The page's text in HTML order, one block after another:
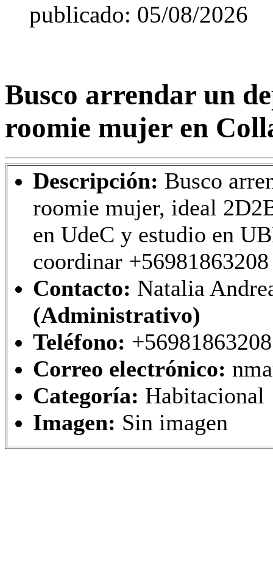
publicado: 05/08/2026
Busco arrendar un
roomie mujer en
Descripción: Busco
roomie mujer, ideal
en UdeC y estudio en
coordinar +56981863208
Contacto: Natalia
(Administrativo)
Teléfono: +56981863208
Correo electrónico:
Categoría: Habitacional
Imagen: Sin imagen